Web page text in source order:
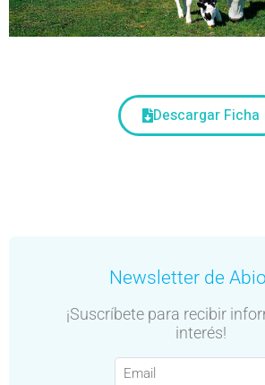
Descargar Ficha
Newsletter de
¡Suscríbete para recibir
interés!